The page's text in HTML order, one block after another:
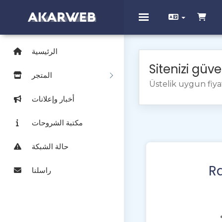
Toggle navigation
الرئيسية
أخبار وإعلانات
مكتبة الشروحات
حالة الشبكة
راسلنا
Sitenizi
Üstelik uygun